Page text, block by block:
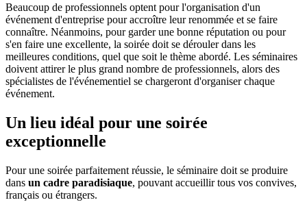
Beaucoup de professionnels optent pour l'organisation d'un
événement d'entreprise pour accroître leur renommée et se faire
connaître. Néanmoins, pour garder une bonne réputation ou pour
s'en faire une excellente, la soirée doit se dérouler dans les
meilleures conditions, quel que soit le thème abordé. Les séminaires
doivent attirer le plus grand nombre de professionnels, alors des
spécialistes de l'événementiel se chargeront d'organiser chaque
événement.
Un lieu idéal pour une soirée
exceptionnelle
Pour une soirée parfaitement réussie, le séminaire doit se produire
dans un cadre paradisiaque, pouvant accueillir tous vos convives,
français ou étrangers.